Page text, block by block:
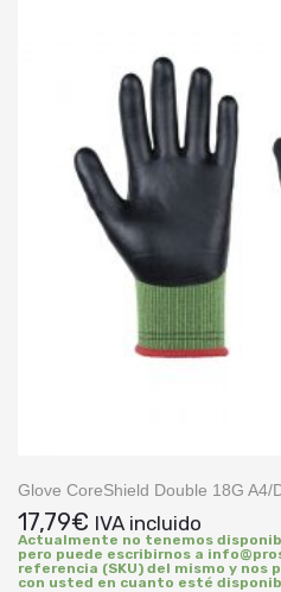
Glove CoreShield Double 18G A4/
17,79€ IVA incluido
Actualmente no tenemos
pero puede escribirnos a
referencia (SKU) del mismo y nos
con usted en cuanto esté